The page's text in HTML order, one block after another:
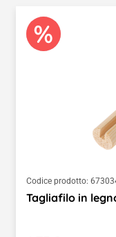
Codice prodotto:
Tagliafilo in